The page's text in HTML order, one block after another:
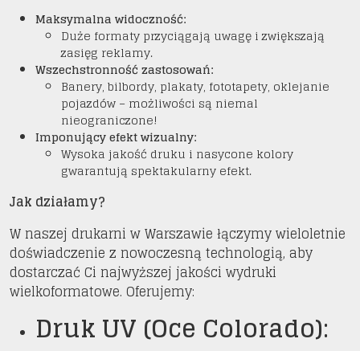
Maksymalna widoczność:
Duże formaty przyciągają uwagę i zwiększają
zasięg reklamy.
Wszechstronność zastosowań:
Banery, bilbordy, plakaty, fototapety, oklejanie
pojazdów – możliwości są niemal
nieograniczone!
Imponujący efekt wizualny:
Wysoka jakość druku i nasycone kolory
gwarantują spektakularny efekt.
Jak działamy?
W naszej drukarni w Warszawie łączymy wieloletnie
doświadczenie z nowoczesną technologią, aby
dostarczać Ci najwyższej jakości wydruki
wielkoformatowe. Oferujemy:
Druk UV (Oce Colorado):